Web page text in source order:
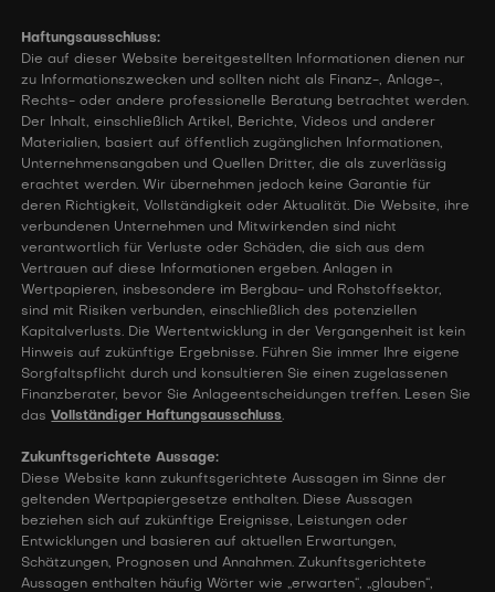
Haftungsausschluss:
Die auf dieser Website bereitgestellten Informationen dienen nur
zu Informationszwecken und sollten nicht als Finanz-, Anlage-,
Rechts- oder andere professionelle Beratung betrachtet werden.
Der Inhalt, einschließlich Artikel, Berichte, Videos und anderer
Materialien, basiert auf öffentlich zugänglichen Informationen,
Unternehmensangaben und Quellen Dritter, die als zuverlässig
erachtet werden. Wir übernehmen jedoch keine Garantie für
deren Richtigkeit, Vollständigkeit oder Aktualität. Die Website, ihre
verbundenen Unternehmen und Mitwirkenden sind nicht
verantwortlich für Verluste oder Schäden, die sich aus dem
Vertrauen auf diese Informationen ergeben. Anlagen in
Wertpapieren, insbesondere im Bergbau- und Rohstoffsektor,
sind mit Risiken verbunden, einschließlich des potenziellen
Kapitalverlusts. Die Wertentwicklung in der Vergangenheit ist kein
Hinweis auf zukünftige Ergebnisse. Führen Sie immer Ihre eigene
Sorgfaltspflicht durch und konsultieren Sie einen zugelassenen
Finanzberater, bevor Sie Anlageentscheidungen treffen. Lesen Sie
das Vollständiger Haftungsausschluss.
Zukunftsgerichtete Aussage:
Diese Website kann zukunftsgerichtete Aussagen im Sinne der
geltenden Wertpapiergesetze enthalten. Diese Aussagen
beziehen sich auf zukünftige Ereignisse, Leistungen oder
Entwicklungen und basieren auf aktuellen Erwartungen,
Schätzungen, Prognosen und Annahmen. Zukunftsgerichtete
Aussagen enthalten häufig Wörter wie „erwarten“, „glauben“,